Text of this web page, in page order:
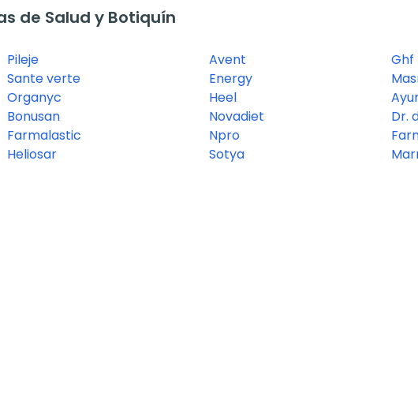
de Salud y Botiquín
Pileje
Sante verte
Organyc
Bonusan
Farmalastic
Heliosar
Avent
Energy
Heel
Novadiet
Npro
Sotya
Ghf
Dr.